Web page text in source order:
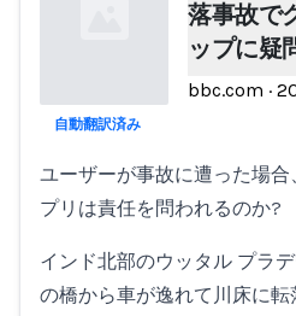
落事故で
ップに疑
bbc.com ·
自動翻訳済み
ユーザーが事故に遭った場
プリは責任を問われるのか?
インド北部のウッタル プラ
の橋から車が逸れて川床に